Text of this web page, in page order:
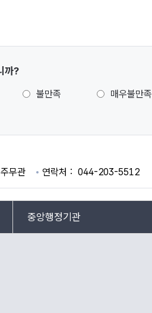
까?
불만족 매우불만족
무관 연락처 044-203-5512
중앙행정기관